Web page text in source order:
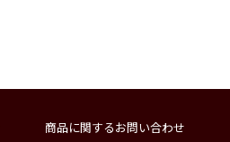
商品に関するお問い合わせ